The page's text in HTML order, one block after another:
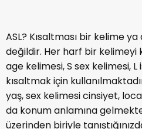
ASL? Kısaltması bir kelime
değildir. Her harf bir kelimeyi
age kelimesi, S sex kelimesi,
kısaltmak için
yaş, sex kelimesi cinsiyet,